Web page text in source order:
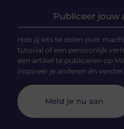
Publiceer jouw
Heb jij iets te delen over
tutorial of een persoonlijk
een artikel te publiceren op
inspireer je anderen én
Meld je nu aan